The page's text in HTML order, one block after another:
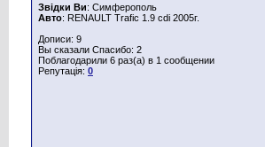
Звідки Ви: Cимферополь
Авто: RENAULT Trafic 1.9 cdi 2005г.
Дописи: 9
Вы сказали Спасибо: 2
Поблагодарили 6 раз(а) в 1 сообщении
Репутація: 0